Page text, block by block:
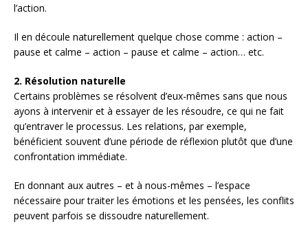
l’action.
Il en découle naturellement quelque chose comme : action –
pause et calme – action – pause et calme – action… etc.
2. Résolution naturelle
Certains problèmes se résolvent d’eux-mêmes sans que nous
ayons à intervenir et à essayer de les résoudre, ce qui ne fait
qu’entraver le processus. Les relations, par exemple,
bénéficient souvent d’une période de réflexion plutôt que d’une
confrontation immédiate.
En donnant aux autres – et à nous-mêmes – l’espace
nécessaire pour traiter les émotions et les pensées, les conflits
peuvent parfois se dissoudre naturellement.